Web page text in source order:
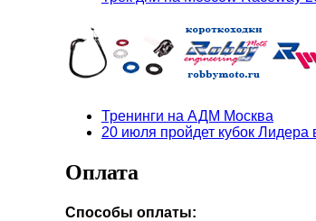
Тренинги на АДМ Москва
20 июля пройдет кубок Лидера
Оплата
Способы оплаты: